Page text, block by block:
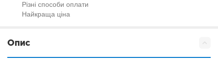
Різні способи оплати
Найкраща ціна
Опис